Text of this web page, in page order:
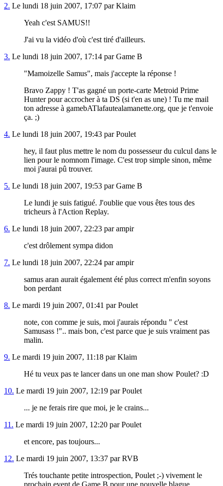
2. Le lundi 18 juin 2007, 17:07 par Klaim
Yeah c'est SAMUS!!
J'ai vu la vidéo d'où c'est tiré d'ailleurs.
3. Le lundi 18 juin 2007, 17:14 par Game B
"Mamoizelle Samus", mais j'accepte la réponse !
Bravo Zappy ! T'as gagné un porte-carte Metroid Prime
Hunter pour accrocher à ta DS (si t'en as une) ! Tu me mail
ton adresse à gamebATlafautealamanette.org, que je t'envoie
ça. ;)
4. Le lundi 18 juin 2007, 19:43 par Poulet
hey, il faut plus mettre le nom du possesseur du culcul dans le
lien pour le nomnom l'image. C'est trop simple sinon, même
moi j'aurai pû trouver.
5. Le lundi 18 juin 2007, 19:53 par Game B
Le lundi je suis fatigué. J'oublie que vous êtes tous des
tricheurs à l'Action Replay.
6. Le lundi 18 juin 2007, 22:23 par ampir
c'est drôlement sympa didon
7. Le lundi 18 juin 2007, 22:24 par ampir
samus aran aurait également été plus correct m'enfin soyons
bon perdant
8. Le mardi 19 juin 2007, 01:41 par Poulet
note, con comme je suis, moi j'aurais répondu " c'est
Samusass !".. mais bon, c'est parce que je suis vraiment pas
malin.
9. Le mardi 19 juin 2007, 11:18 par Klaim
Hé tu veux pas te lancer dans un one man show Poulet? :D
10. Le mardi 19 juin 2007, 12:19 par Poulet
... je ne ferais rire que moi, je le crains...
11. Le mardi 19 juin 2007, 12:20 par Poulet
et encore, pas toujours...
12. Le mardi 19 juin 2007, 13:37 par RVB
Trés touchante petite introspection, Poulet ;-) vivement le
prochain event de Game B pour une nouvelle blague